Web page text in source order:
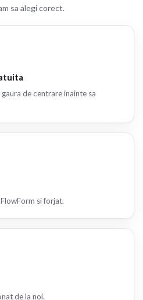
sa alegi corect.
de centrare inainte sa
si forjat.
de la noi.